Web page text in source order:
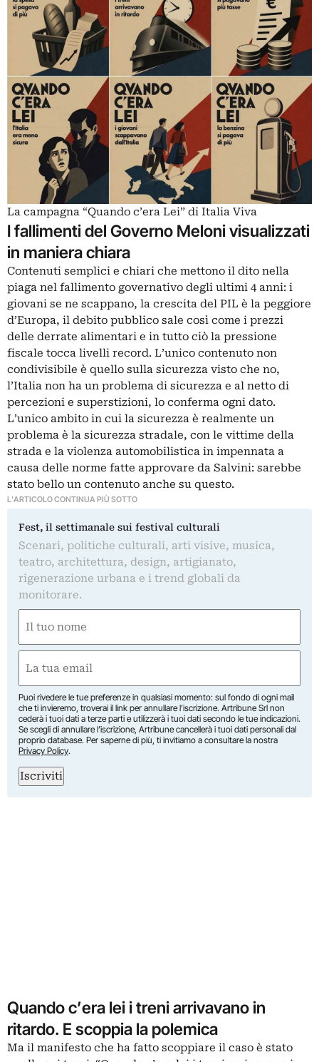
La campagna “Quando c’era Lei” di Italia Viva
I fallimenti del Governo Meloni visualizzati
in maniera chiara
Contenuti semplici e chiari che mettono il dito nella
piaga nel fallimento governativo degli ultimi 4 anni: i
giovani se ne scappano, la crescita del PIL è la peggiore
d’Europa, il debito pubblico sale così come i prezzi
delle derrate alimentari e in tutto ciò la pressione
fiscale tocca livelli record. L’unico contenuto non
condivisibile è quello sulla sicurezza visto che no,
l’Italia non ha un problema di sicurezza e al netto di
percezioni e superstizioni, lo conferma ogni dato.
L’unico ambito in cui la sicurezza è realmente un
problema è la sicurezza stradale, con le vittime della
strada e la violenza automobilistica in impennata a
causa delle norme fatte approvare da Salvini: sarebbe
stato bello un contenuto anche su questo.
L'ARTICOLO CONTINUA PIÙ SOTTO
Fest, il settimanale sui festival culturali
Scenari, politiche culturali, arti visive, musica,
teatro, architettura, design, artigianato,
rigenerazione urbana e i trend globali da
monitorare.
(Required)
First
(Required)
Puoi rivedere le tue preferenze in qualsiasi momento: sul fondo di ogni mail
che ti invieremo, troverai il link per annullare l’iscrizione. Artribune Srl non
cederà i tuoi dati a terze parti e utilizzerà i tuoi dati secondo le tue indicazioni.
Se scegli di annullare l’iscrizione, Artribune cancellerà i tuoi dati personali dal
proprio database. Per saperne di più, ti invitiamo a consultare la nostra
Privacy Policy.
Iscriviti
Quando c’era lei i treni arrivavano in
ritardo. E scoppia la polemica
Ma il manifesto che ha fatto scoppiare il caso è stato